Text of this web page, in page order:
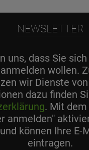
NEWSLETTER
uns, dass Sie
wollen.
wir Dienste
dazu finden
. Mit
anmelden"
können Ihre E-
eintragen.